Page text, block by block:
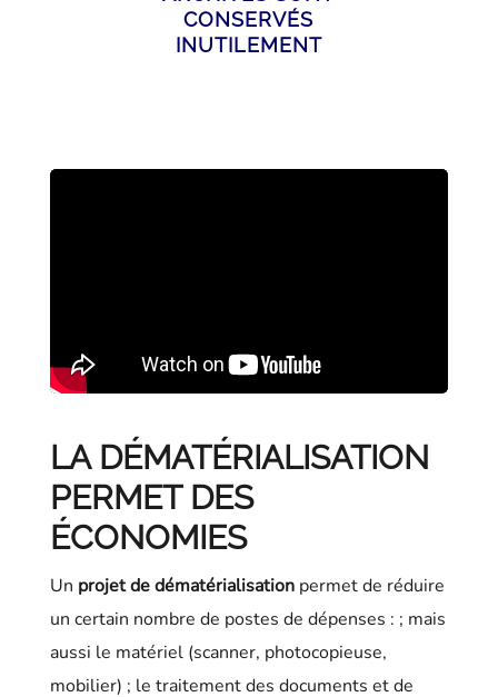
CONSERVÉS
INUTILEMENT
LA DÉMATÉRIALISATION
PERMET DES
ÉCONOMIES
Un projet de dématérialisationpermet de réduire
un certain nombre de postes de dépenses : ; mais
aussi le matériel (scanner, photocopieuse,
mobilier) ; le traitement des documents et de